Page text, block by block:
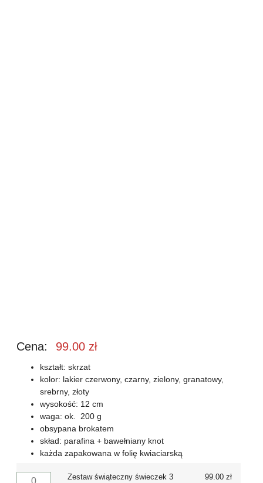
Cena: 99.00 zł
kształt: skrzat
kolor: lakier czerwony, czarny, zielony, granatowy,
srebrny, złoty
wysokość: 12 cm
waga: ok. 200 g
obsypana brokatem
skład: parafina + bawełniany knot
każda zapakowana w folię kwiaciarską
Zestaw świąteczny świeczek 3
99.00 zł